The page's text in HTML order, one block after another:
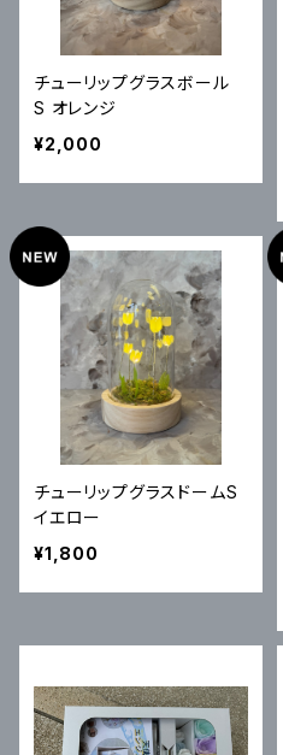
チューリップグラスボール
S オレンジ
¥2,000
チューリップグラスドームS
イエロー
¥1,800